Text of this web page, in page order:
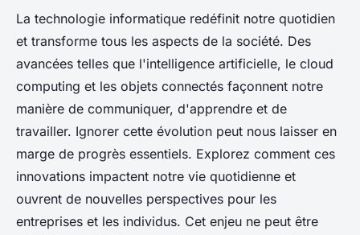
Comment la technologie
informatique transforme la
société que vous ne pouvez pas
ignorer
Lorenzo•9 octobre 2024 •10 min de lecture
La technologie informatique redéfinit notre quotidien
et transforme tous les aspects de la société. Des
avancées telles que l'intelligence artificielle, le cloud
computing et les objets connectés façonnent notre
manière de communiquer, d'apprendre et de
travailler. Ignorer cette évolution peut nous laisser en
marge de progrès essentiels. Explorez comment ces
innovations impactent notre vie quotidienne et
ouvrent de nouvelles perspectives pour les
entreprises et les individus. Cet enjeu ne peut être